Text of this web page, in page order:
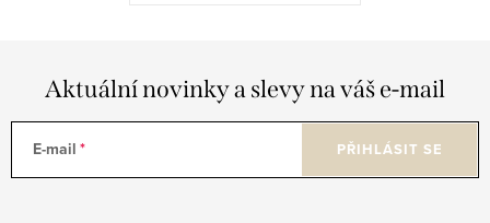
Aktuální novinky a slevy na váš e-mail
E-mail PŘIHLÁSIT SE